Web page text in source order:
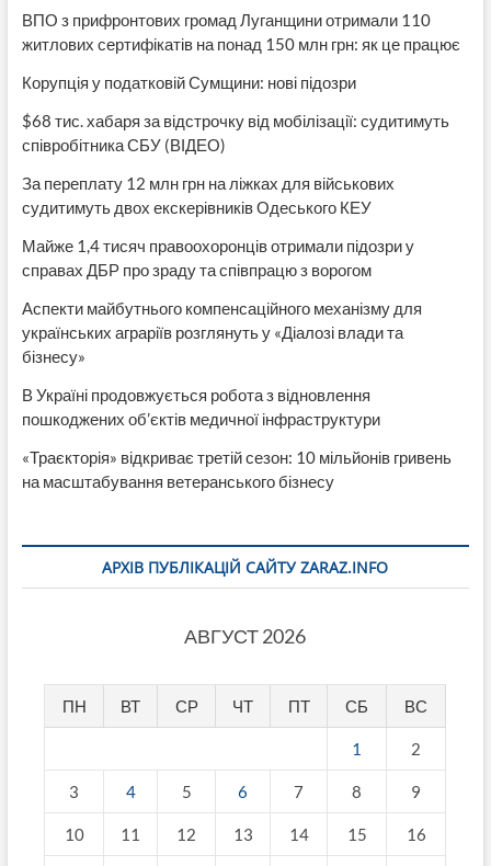
ВПО з прифронтових громад Луганщини отримали 110
житлових сертифікатів на понад 150 млн грн: як це працює
Корупція у податковій Сумщини: нові підозри
$68 тис. хабаря за відстрочку від мобілізації: судитимуть
співробітника СБУ (ВІДЕО)
За переплату 12 млн грн на ліжках для військових
судитимуть двох екскерівників Одеського КЕУ
Майже 1,4 тисяч правоохоронців отримали підозри у
справах ДБР про зраду та співпрацю з ворогом
Аспекти майбутнього компенсаційного механізму для
українських аграріїв розглянуть у «Діалозі влади та
бізнесу»
В Україні продовжується робота з відновлення
пошкоджених об’єктів медичної інфраструктури
«Траєкторія» відкриває третій сезон: 10 мільйонів гривень
на масштабування ветеранського бізнесу
АРХІВ ПУБЛІКАЦІЙ САЙТУ ZARAZ.INFO
АВГУСТ 2026
ПН ВТ СР ЧТ ПТ СБ ВС
1 2
3 4 5 6 7 8 9
10 11 12 13 14 15 16